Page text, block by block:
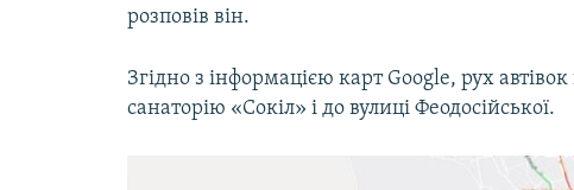
розповів він.
Згідно з інформацією карт Google, рух
санаторію «Сокіл» і до вулиці Феодосійської.